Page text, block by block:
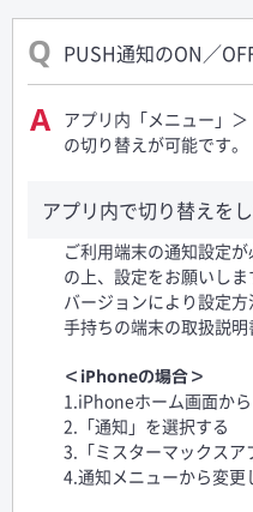
PUSH通知のON／
アプリ内「メニュー」
の切り替えが可能です。
アプリ内で切り替えを
ご利用端末の通知設定
の上、設定をお願いし
バージョンにより設定
手持ちの端末の取扱説明
＜iPhoneの場合＞
1.iPhoneホーム画面か
2.「通知」を選択する
3.「ミスターマックスア
4.通知メニューから変更